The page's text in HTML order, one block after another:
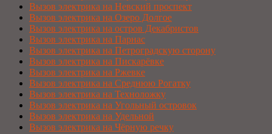
Вызов электрика на Невский проспект
Вызов электрика на Озеро Долгое
Вызов электрика на остров Декабристов
Вызов электрика на Парнас
Вызов электрика на Петроградскую сторону
Вызов электрика на Пискарёвке
Вызов электрика на Ржевке
Вызов электрика на Среднюю Рогатку
Вызов электрика на Техноложку
Вызов электрика на Угольный островок
Вызов электрика на Удельной
Вызов электрика на Чёрную речку